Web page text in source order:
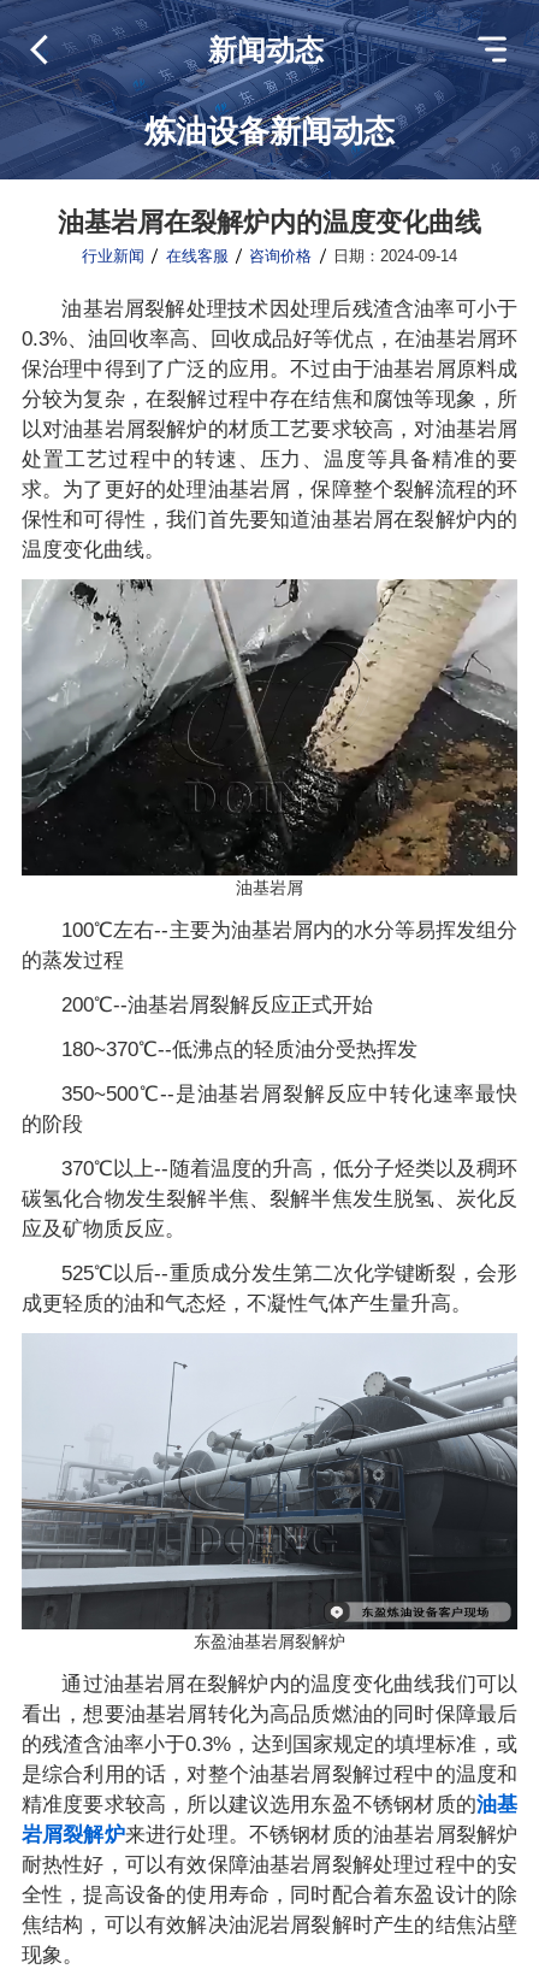
炼油设备新闻动态
新闻动态
油基岩屑在裂解炉内的温度变化曲线
行业新闻 在线客服 咨询价格 日期：2024-09-14
油基岩屑裂解处理技术因处理后残渣含油率可小于
0.3%、油回收率高、回收成品好等优点，在油基岩屑环
保治理中得到了广泛的应用。不过由于油基岩屑原料成
分较为复杂，在裂解过程中存在结焦和腐蚀等现象，所
以对油基岩屑裂解炉的材质工艺要求较高，对油基岩屑
处置工艺过程中的转速、压力、温度等具备精准的要
求。为了更好的处理油基岩屑，保障整个裂解流程的环
保性和可得性，我们首先要知道油基岩屑在裂解炉内的
温度变化曲线。
油基岩屑
100℃左右--主要为油基岩屑内的水分等易挥发组分
的蒸发过程
200℃--油基岩屑裂解反应正式开始
180~370℃--低沸点的轻质油分受热挥发
350~500℃--是油基岩屑裂解反应中转化速率最快
的阶段
370℃以上--随着温度的升高，低分子烃类以及稠环
碳氢化合物发生裂解半焦、裂解半焦发生脱氢、炭化反
应及矿物质反应。
525℃以后--重质成分发生第二次化学键断裂，会形
成更轻质的油和气态烃，不凝性气体产生量升高。
东盈油基岩屑裂解炉
通过油基岩屑在裂解炉内的温度变化曲线我们可以
看出，想要油基岩屑转化为高品质燃油的同时保障最后
的残渣含油率小于0.3%，达到国家规定的填埋标准，或
是综合利用的话，对整个油基岩屑裂解过程中的温度和
精准度要求较高，所以建议选用东盈不锈钢材质的油基
岩屑裂解炉来进行处理。不锈钢材质的油基岩屑裂解炉
耐热性好，可以有效保障油基岩屑裂解处理过程中的安
全性，提高设备的使用寿命，同时配合着东盈设计的除
焦结构，可以有效解决油泥岩屑裂解时产生的结焦沾壁
现象。